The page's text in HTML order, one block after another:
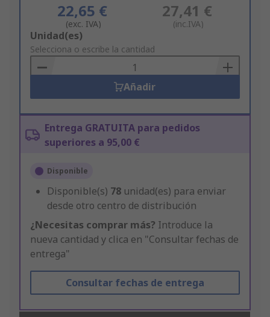
22,65 €
(exc. IVA)
27,41 €
(inc.IVA)
Add
to
Basket
Unidad(es)
Selecciona o escribe la cantidad
Añadir
Entrega GRATUITA para pedidos
superiores a 95,00 €
Disponible
Disponible(s) 78 unidad(es) para enviar
desde otro centro de distribución
¿Necesitas comprar más? Introduce la
nueva cantidad y clica en "Consultar fechas de
entrega"
Consultar fechas de entrega